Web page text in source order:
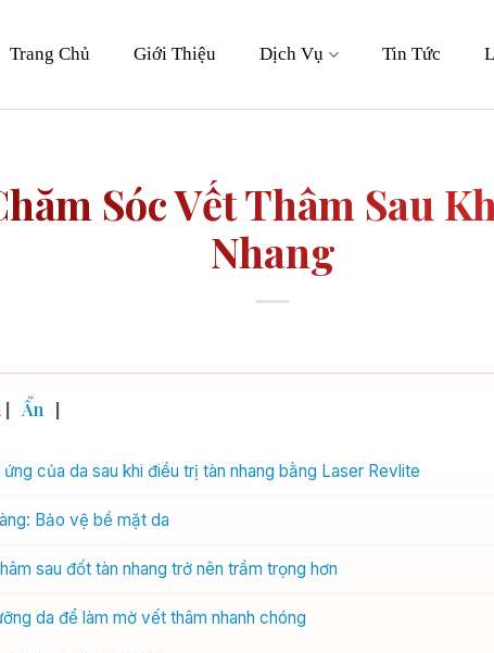
Trang Chủ Giới Thiệu Dịch Vụ Tin Tức
Sóc Vết Thâm Sau
Nhang
[ Ẩn ]
của da sau khi điều trị tàn nhang bằng Laser Revlite
Bảo vệ bề mặt da
sau đốt tàn nhang trở nên trầm trọng hơn
da để làm mờ vết thâm nhanh chóng